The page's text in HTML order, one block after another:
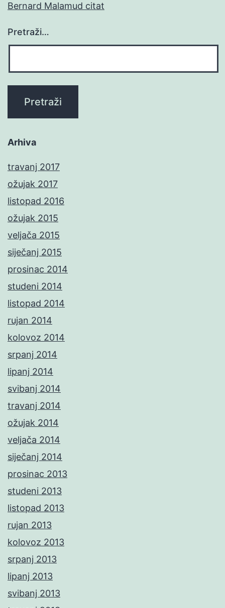
Bernard Malamud citat
Pretraži…
Arhiva
travanj 2017
ožujak 2017
listopad 2016
ožujak 2015
veljača 2015
siječanj 2015
prosinac 2014
studeni 2014
listopad 2014
rujan 2014
kolovoz 2014
srpanj 2014
lipanj 2014
svibanj 2014
travanj 2014
ožujak 2014
veljača 2014
siječanj 2014
prosinac 2013
studeni 2013
listopad 2013
rujan 2013
kolovoz 2013
srpanj 2013
lipanj 2013
svibanj 2013